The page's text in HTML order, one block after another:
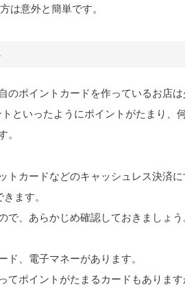
は意外と簡単です。
のポイントカードを作っているお店
といったようにポイントがたまり、
カードなどのキャッシュレス決済
ます。
、あらかじめ確認しておきましょう
、電子マネーがあります。
ポイントがたまるカードもありま